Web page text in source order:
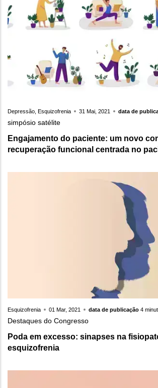
Depressão, Esquizofrenia 31 Mai, 2021 data de
simpósio satélite
Engajamento do paciente: um novo
recuperação funcional centrada no
Esquizofrenia 01 Mar, 2021 data de publicação 4
Destaques do Congresso
Poda em excesso: sinapses na
esquizofrenia